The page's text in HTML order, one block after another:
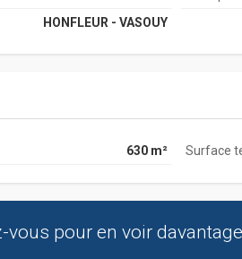
HONFLEUR - VASOUY
630 m² Surface
vous pour en voir